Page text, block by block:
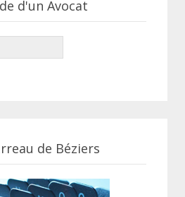
d'un Avocat
de Béziers